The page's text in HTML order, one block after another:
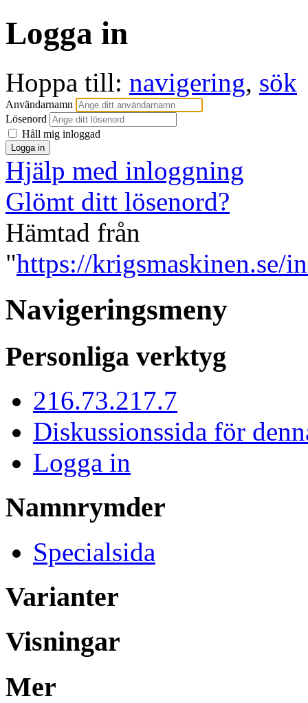
Logga in
Hoppa till: navigering, sök
Användarnamn
Lösenord
Håll mig inloggad
Hjälp med inloggning
Glömt ditt lösenord?
Hämtad från
"https://krigsmaskinen.se/
Navigeringsmeny
Personliga verktyg
216.73.217.7
Diskussionssida för
Logga in
Namnrymder
Specialsida
Varianter
Visningar
Mer